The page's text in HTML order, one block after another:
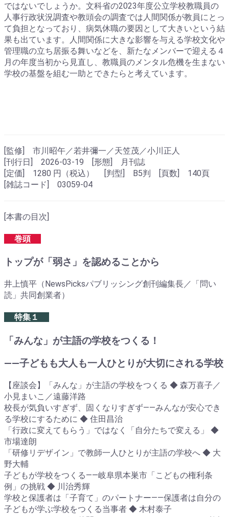
ではないでしょうか。文科省の2023年度公立学校教職員の
人事行政状況調査や教頭会の調査では人間関係が教員にとっ
て負担となっており、病気休職の要因として大きいという結
果も出ています。人間関係に大きな影響を与える学校文化や
管理職の立ち居振る舞いなどを、新たなメンバーで迎える４
月の年度当初から見直し、教職員のメンタル危機を生まない
学校の基盤を組む一助とできたらと考えています。
[監修] 市川昭午／若井彌一／天笠茂／小川正人
[刊行日] 2026-03-19 [形態] 月刊誌
[定価] 1280 円（税込） [判型] B5判 [頁数] 140頁
[雑誌コード] 03059-04
[本書の目次]
巻頭
トップが「弱さ」を認めることから
井上慎平（NewsPicksパブリッシング創刊編集長／「問い
読」共同創業者）
特集１
「みんな」が主語の学校をつくる！
――子どもも大人も一人ひとりが大切にされる学校
【座談会】「みんな」が主語の学校をつくる ◆ 森万喜子／
小見まいこ／遠藤洋路
校長が気負いすぎず、固くなりすぎず――みんなが安心でき
る学校にするために ◆ 住田昌治
「行政に変えてもらう」ではなく「自分たちで変える」 ◆
市場達朗
「研修リデザイン」で教師一人ひとりが主語の学校へ ◆ 大
野大輔
子どもが学校をつくる――岐阜県本巣市「こどもの権利条
例」の挑戦 ◆ 川治秀輝
学校と保護者は「子育て」のパートナー――保護者は自分の
子どもが学ぶ学校をつくる当事者 ◆ 木村泰子